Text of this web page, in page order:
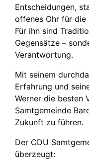
Entscheidungen,
offenes Ohr für die
Für ihn sind
Gegensätze –
Verantwortung.
Mit seinem
Erfahrung und
Werner die besten
Samtgemeinde
Zukunft zu führen.
Der CDU
überzeugt: